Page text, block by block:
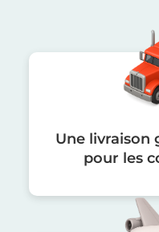
Une livraison
pour les